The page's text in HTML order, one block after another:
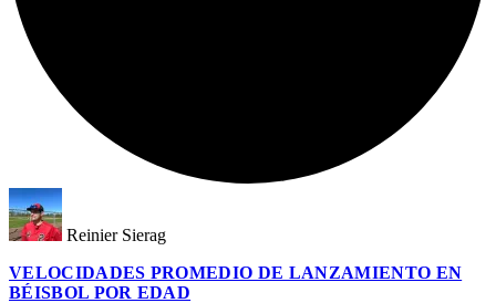
Reinier Sierag
VELOCIDADES PROMEDIO DE LANZAMIENTO EN
BÉISBOL POR EDAD